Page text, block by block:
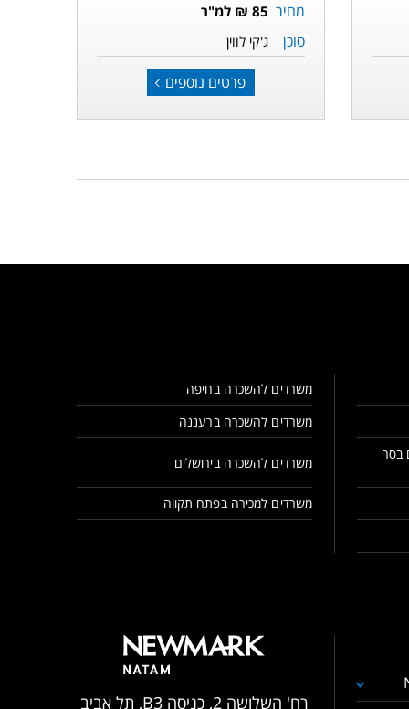
מחיר 85 ₪ למ"ר
סוכן ג'קי לווין
פרטים נוספים
משרדים להשכרה בחיפה
משרדים להשכרה ברעננה
בסר
משרדים להשכרה בירושלים
משרדים למכירה בפתח תקווה
רח' השלושה 2, כניסה B3, תל אביב